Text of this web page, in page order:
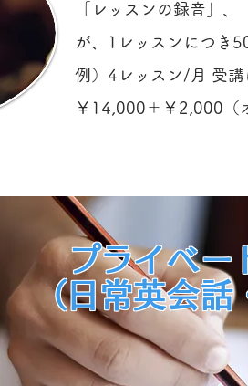
「レッスンの録音」
が、1レッスンにつき
例）4レッスン/月 受
￥14,000＋￥2,000（
プライベー
（日常英会話